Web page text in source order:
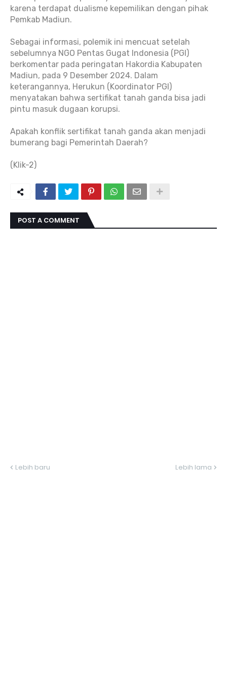
karena terdapat dualisme kepemilikan dengan pihak
Pemkab Madiun.
Sebagai informasi, polemik ini mencuat setelah
sebelumnya NGO Pentas Gugat Indonesia (PGI)
berkomentar pada peringatan Hakordia Kabupaten
Madiun, pada 9 Desember 2024. Dalam
keterangannya, Herukun (Koordinator PGI)
menyatakan bahwa sertifikat tanah ganda bisa jadi
pintu masuk dugaan korupsi.
Apakah konflik sertifikat tanah ganda akan menjadi
bumerang bagi Pemerintah Daerah?
(Klik-2)
POST A COMMENT
Lebih baru Lebih lama